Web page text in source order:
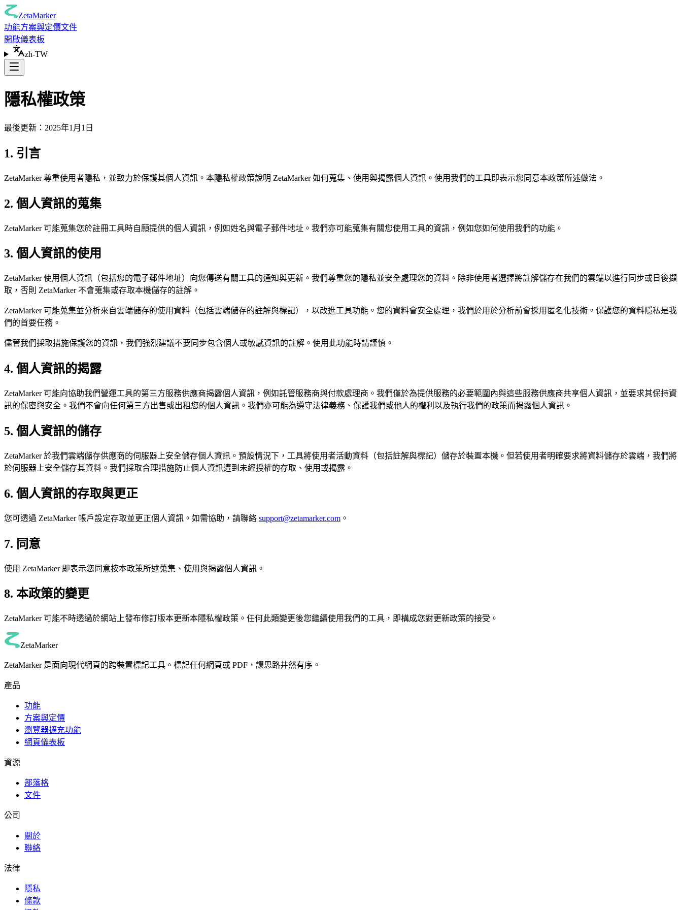
ZetaMarker
功能方案與定價文件
開啟儀表板
zh-TW
隱私權政策
最後更新：2025年1月1日
1. 引言
ZetaMarker 尊重使用者隱私，並致力於保護其個人資訊。本隱私權政策說明 ZetaMarker 如何蒐集、使用與揭露個人資訊。使用我們的工具即表示您同意本政策所述做法。
2. 個人資訊的蒐集
ZetaMarker 可能蒐集您於註冊工具時自願提供的個人資訊，例如姓名與電子郵件地址。我們亦可能蒐集有關您使用工具的資訊，例如您如何使用我們的功能。
3. 個人資訊的使用
ZetaMarker 使用個人資訊（包括您的電子郵件地址）向您傳送有關工具的通知與更新。我們尊重您的隱私並安全處理您的資料。除非使用者選擇將註解儲存在我們的雲端以進行同步或日後擷
取，否則 ZetaMarker 不會蒐集或存取本機儲存的註解。
ZetaMarker 可能蒐集並分析來自雲端儲存的使用資料（包括雲端儲存的註解與標記），以改進工具功能。您的資料會安全處理，我們於用於分析前會採用匿名化技術。保護您的資料隱私是我
們的首要任務。
儘管我們採取措施保護您的資訊，我們強烈建議不要同步包含個人或敏感資訊的註解。使用此功能時請謹慎。
4. 個人資訊的揭露
ZetaMarker 可能向協助我們營運工具的第三方服務供應商揭露個人資訊，例如託管服務商與付款處理商。我們僅於為提供服務的必要範圍內與這些服務供應商共享個人資訊，並要求其保持資
訊的保密與安全。我們不會向任何第三方出售或出租您的個人資訊。我們亦可能為遵守法律義務、保護我們或他人的權利以及執行我們的政策而揭露個人資訊。
5. 個人資訊的儲存
ZetaMarker 於我們雲端儲存供應商的伺服器上安全儲存個人資訊。預設情況下，工具將使用者活動資料（包括註解與標記）儲存於裝置本機。但若使用者明確要求將資料儲存於雲端，我們將
於伺服器上安全儲存其資料。我們採取合理措施防止個人資訊遭到未經授權的存取、使用或揭露。
6. 個人資訊的存取與更正
您可透過 ZetaMarker 帳戶設定存取並更正個人資訊。如需協助，請聯絡 support@zetamarker.com 。
7. 同意
使用 ZetaMarker 即表示您同意按本政策所述蒐集、使用與揭露個人資訊。
8. 本政策的變更
ZetaMarker 可能不時透過於網站上發布修訂版本更新本隱私權政策。任何此類變更後您繼續使用我們的工具，即構成您對更新政策的接受。
ZetaMarker
ZetaMarker 是面向現代網頁的跨裝置標記工具。標記任何網頁或 PDF，讓思路井然有序。
產品
功能
方案與定價
瀏覽器擴充功能
網頁儀表板
資源
部落格
文件
公司
關於
聯絡
法律
隱私
條款